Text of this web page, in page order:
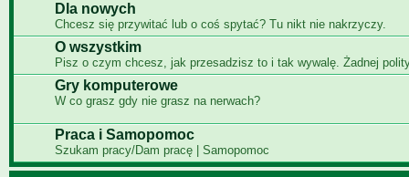
Dla nowych
Chcesz się przywitać lub o coś spytać? Tu nikt nie nakrzyczy.
O wszystkim
Pisz o czym chcesz, jak przesadzisz to i tak wywalę. Żadnej
Gry komputerowe
W co grasz gdy nie grasz na nerwach?
Praca i Samopomoc
Szukam pracy/Dam pracę | Samopomoc